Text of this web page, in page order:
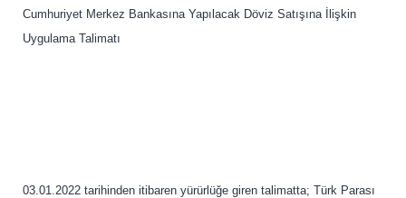
Cumhuriyet Merkez Bankasına Yapılacak Döviz Satışına İlişkin
Uygulama Talimatı
03.01.2022 tarihinden itibaren yürürlüğe giren talimatta; Türk Parası